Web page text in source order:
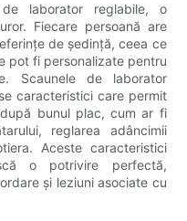
laborator reglabile, o
Fiecare persoană are
de ședință, ceea ce
pot fi personalizate pentru
Scaunele de laborator
caracteristici care permit
bunul plac, cum ar fi
reglarea adâncimii
Aceste caracteristici
o potrivire perfectă,
și leziuni asociate cu